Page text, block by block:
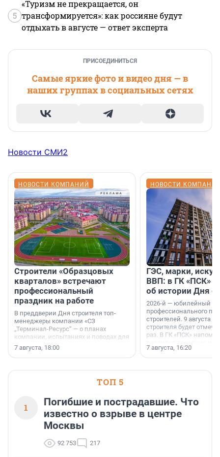
5
«Туризм не прекращается, он
трансформируется»: как россияне будут
отдыхать в августе — ответ эксперта
ПРИСОЕДИНИТЬСЯ
Самые яркие фото и видео дня — в
наших группах в социальных сетях
Новости СМИ2
НОВОСТИ КОМПАНИЙ
Строители «Образцовых
кварталов» встречают
профессиональный
праздник на работе
В преддверии Дня строителя топ-
менеджеры компании «СЗ
„Терминал-Ресурс“ — о планах
компании, испытаниях и поводах для
осторожного оптимизма.
7 августа, 18:00
НОВОСТИ
ГЭС, марки,
ВВП: в ГК «ПСК»
об истории Дня
2026-й — юбилейный
профессионального
строителей. 9 августа
строителя будет
раз. В ГК «ПСК»
поменялась роль
7 августа, 16:20
ТОП 5
1
Погибшие и пострадавшие. Что
известно о взрыве в центре
Москвы
92 753 217